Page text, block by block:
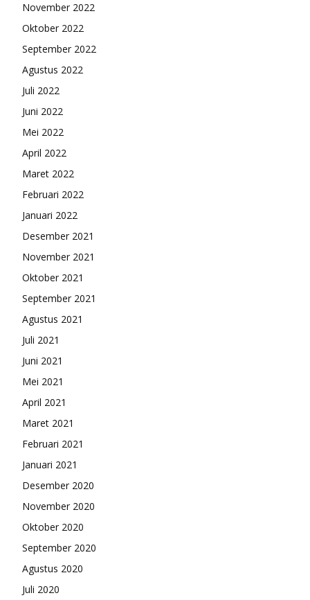
November 2022
Oktober 2022
September 2022
Agustus 2022
Juli 2022
Juni 2022
Mei 2022
April 2022
Maret 2022
Februari 2022
Januari 2022
Desember 2021
November 2021
Oktober 2021
September 2021
Agustus 2021
Juli 2021
Juni 2021
Mei 2021
April 2021
Maret 2021
Februari 2021
Januari 2021
Desember 2020
November 2020
Oktober 2020
September 2020
Agustus 2020
Juli 2020